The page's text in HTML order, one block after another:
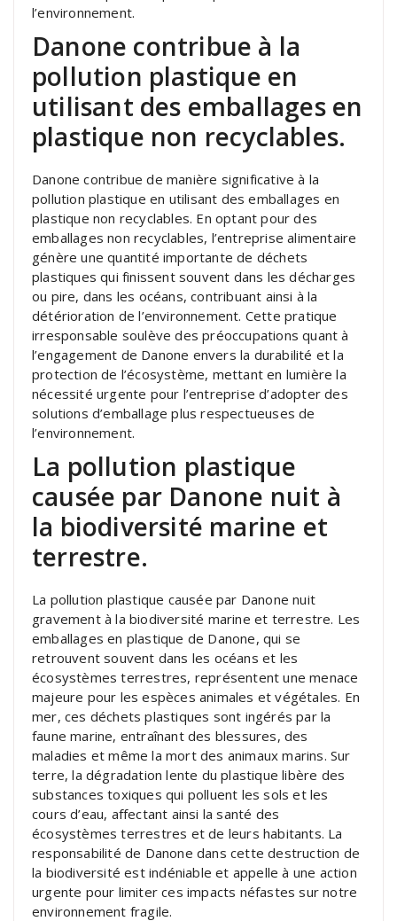
l’environnement.
Danone contribue à la
pollution plastique en
utilisant des emballages en
plastique non recyclables.
Danone contribue de manière significative à la
pollution plastique en utilisant des emballages en
plastique non recyclables. En optant pour des
emballages non recyclables, l’entreprise alimentaire
génère une quantité importante de déchets
plastiques qui finissent souvent dans les décharges
ou pire, dans les océans, contribuant ainsi à la
détérioration de l’environnement. Cette pratique
irresponsable soulève des préoccupations quant à
l’engagement de Danone envers la durabilité et la
protection de l’écosystème, mettant en lumière la
nécessité urgente pour l’entreprise d’adopter des
solutions d’emballage plus respectueuses de
l’environnement.
La pollution plastique
causée par Danone nuit à
la biodiversité marine et
terrestre.
La pollution plastique causée par Danone nuit
gravement à la biodiversité marine et terrestre. Les
emballages en plastique de Danone, qui se
retrouvent souvent dans les océans et les
écosystèmes terrestres, représentent une menace
majeure pour les espèces animales et végétales. En
mer, ces déchets plastiques sont ingérés par la
faune marine, entraînant des blessures, des
maladies et même la mort des animaux marins. Sur
terre, la dégradation lente du plastique libère des
substances toxiques qui polluent les sols et les
cours d’eau, affectant ainsi la santé des
écosystèmes terrestres et de leurs habitants. La
responsabilité de Danone dans cette destruction de
la biodiversité est indéniable et appelle à une action
urgente pour limiter ces impacts néfastes sur notre
environnement fragile.